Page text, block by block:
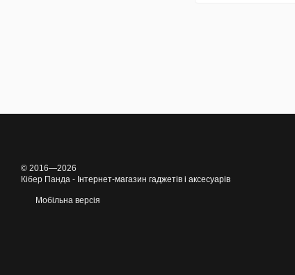
© 2016—2026
Кібер Панда - Інтернет-магазин гаджетів і аксесуарів
Мобільна версія